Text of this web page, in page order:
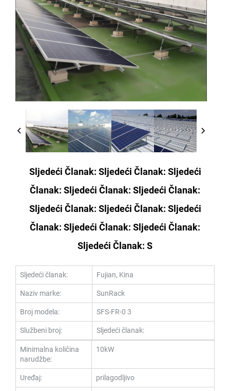
Sljedeći Članak: Sljedeći Članak: Sljedeći
Članak: Sljedeći Članak: Sljedeći Članak:
Sljedeći Članak: Sljedeći Članak: Sljedeći
Članak: Sljedeći Članak: Sljedeći Članak:
Sljedeći Članak: S
Sljedeći članak: Fujian, Kina
Naziv marke: SunRack
Broj modela: SFS-FR-0 3
Službeni broj: Sljedeći članak:
Minimalna količina
narudžbe:
10kW
Uređaj: prilagodljivo